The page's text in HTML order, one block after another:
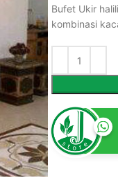
Bufet Ukir
kombinasi